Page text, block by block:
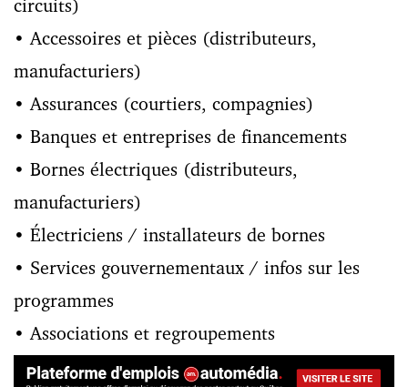
circuits)
• Accessoires et pièces (distributeurs,
manufacturiers)
• Assurances (courtiers, compagnies)
• Banques et entreprises de financements
• Bornes électriques (distributeurs,
manufacturiers)
• Électriciens / installateurs de bornes
• Services gouvernementaux / infos sur les
programmes
• Associations et regroupements